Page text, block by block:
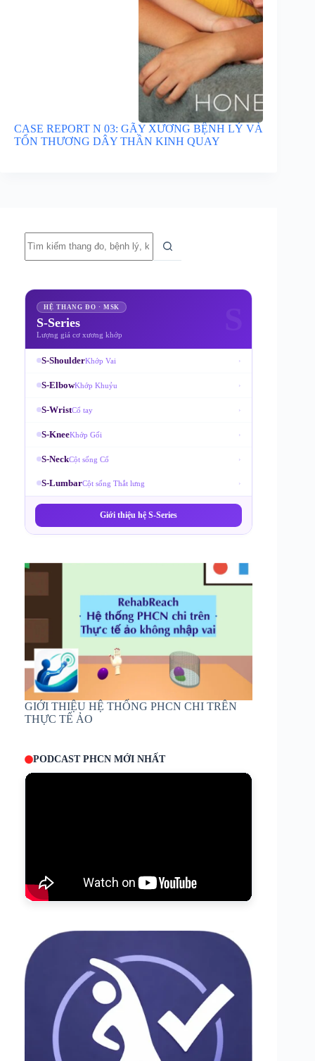
CASE REPORT N 03: GÃY XƯƠNG BỆNH LÝ VÀ
TỔN THƯƠNG DÂY THẦN KINH QUAY
có
kết
HỆ THANG ĐO · MSK
S-Series
Lượng giá cơ xương khớp
S-ShoulderKhớp Vai ›
S-ElbowKhớp Khuỷu ›
S-WristCổ tay ›
S-KneeKhớp Gối ›
S-NeckCột sống Cổ ›
S-LumbarCột sống Thắt lưng ›
Giới thiệu hệ S-Series
GIỚI THIỆU HỆ THỐNG PHCN CHI TRÊN
THỰC TẾ ẢO
PODCAST PHCN MỚI NHẤT